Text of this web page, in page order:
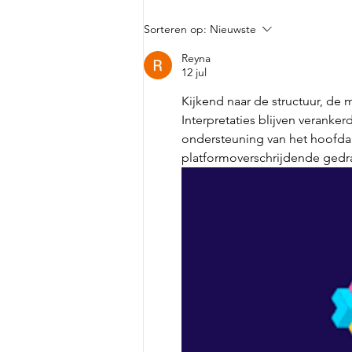
Kinderen ontdekken diverse
Greensheep
Sorteren op: Nieuwste
Reyna
12 jul
Kijkend naar de structuur, de
Interpretaties blijven
ondersteuning van het
platformoverschrijdende